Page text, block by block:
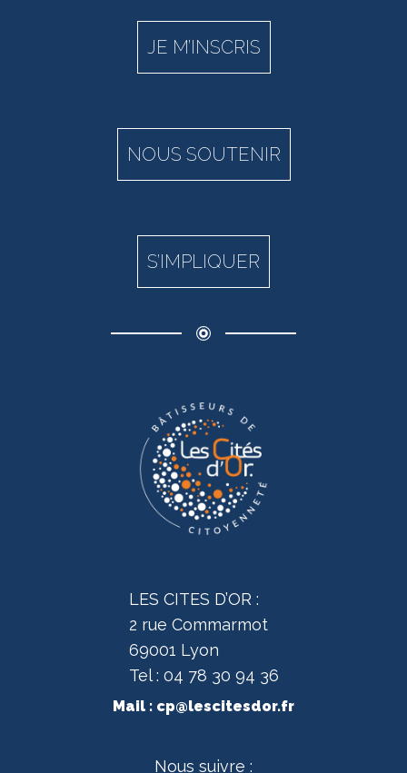
JE M’INSCRIS
NOUS SOUTENIR
S’IMPLIQUER
LES CITES D’OR :
2 rue Commarmot
69001 Lyon
Tel : 04 78 30 94 36
Mail : cp@lescitesdor.fr
Nous suivre :